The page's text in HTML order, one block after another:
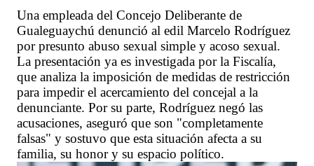
Una empleada del Concejo Deliberante de
Gualeguaychú denunció al edil Marcelo Rodríguez
por presunto abuso sexual simple y acoso sexual.
La presentación ya es investigada por la Fiscalía,
que analiza la imposición de medidas de restricción
para impedir el acercamiento del concejal a la
denunciante. Por su parte, Rodríguez negó las
acusaciones, aseguró que son "completamente
falsas" y sostuvo que esta situación afecta a su
familia, su honor y su espacio político.